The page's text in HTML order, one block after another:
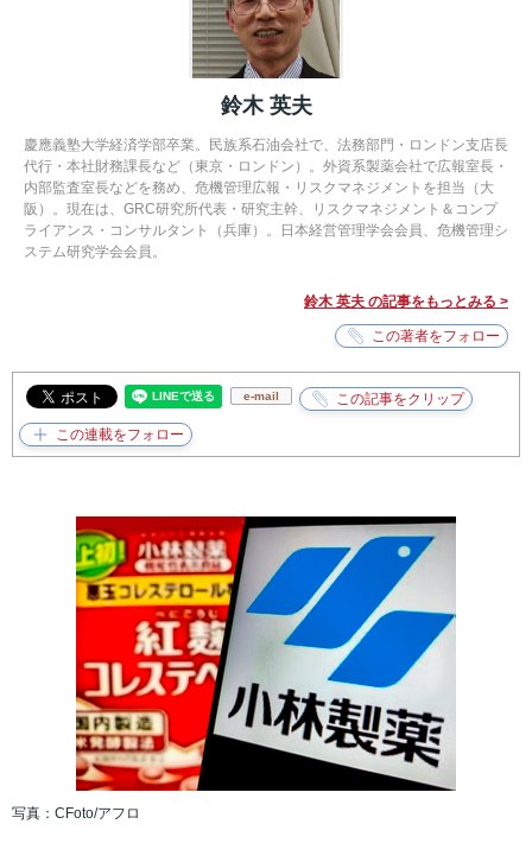
鈴木 英夫
慶應義塾大学経済学部卒業。民族系石油会社で、法務部門・ロンドン支店長
代行・本社財務課長など（東京・ロンドン）。外資系製薬会社で広報室長・
内部監査室長などを務め、危機管理広報・リスクマネジメントを担当（大
阪）。現在は、GRC研究所代表・研究主幹、リスクマネジメント＆コンプ
ライアンス・コンサルタント（兵庫）。日本経営管理学会会員、危機管理シ
ステム研究学会会員。
鈴木 英夫 の記事をもっとみる >
e-mail
写真：CFoto/アフロ